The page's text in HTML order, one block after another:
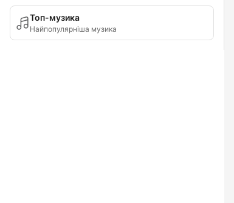
Топ-музика
Найпопулярніша музика